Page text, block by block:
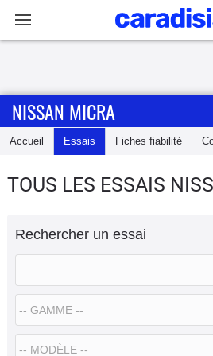
Accueil
Essais
Guide
d'achat
Electriques
Utilitaires
NISSAN MICRA
Accueil Essais Fiches fiabilité
TOUS LES ESSAIS
Rechercher un essai